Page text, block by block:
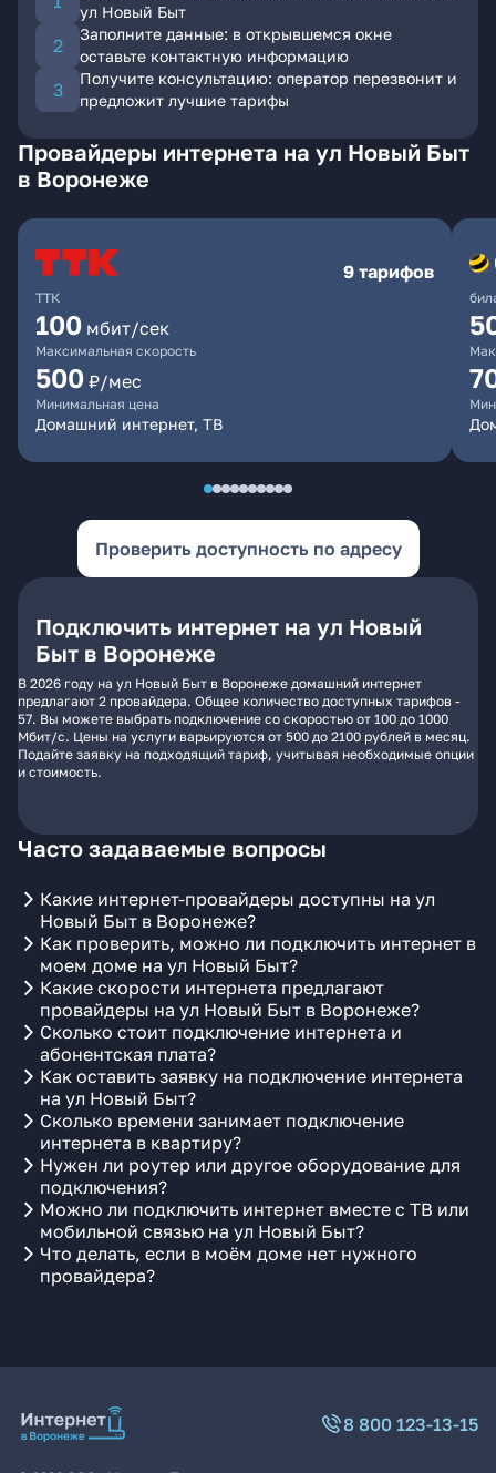
ул Новый Быт
Заполните данные: в открывшемся окне
оставьте контактную информацию
Получите консультацию: оператор перезвонит и
предложит лучшие тарифы
Провайдеры интернета на ул Новый Быт
в Воронеже
ТТК
9 тарифов
100 мбит/сек
Максимальная скорость
500 ₽/мес
Минимальная цена
Домашний интернет, ТВ
Проверить доступность по адресу
Подключить интернет на ул Новый
Быт в Воронеже
В 2026 году на ул Новый Быт в Воронеже домашний интернет
предлагают 2 провайдера. Общее количество доступных тарифов -
57. Вы можете выбрать подключение со скоростью от 100 до 1000
Мбит/с. Цены на услуги варьируются от 500 до 2100 рублей в месяц.
Подайте заявку на подходящий тариф, учитывая необходимые опции
и стоимость.
Часто задаваемые вопросы
Какие интернет-провайдеры доступны на ул
Новый Быт в Воронеже?
Как проверить, можно ли подключить интернет в
моем доме на ул Новый Быт?
Какие скорости интернета предлагают
провайдеры на ул Новый Быт в Воронеже?
Сколько стоит подключение интернета и
абонентская плата?
Как оставить заявку на подключение интернета
на ул Новый Быт?
Сколько времени занимает подключение
интернета в квартиру?
Нужен ли роутер или другое оборудование для
подключения?
Можно ли подключить интернет вместе с ТВ или
мобильной связью на ул Новый Быт?
Что делать, если в моём доме нет нужного
провайдера?
8 800 123-13-15